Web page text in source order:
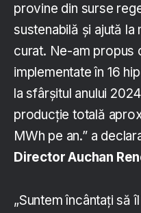
provine din surse
sustenabilă și ajută la
curat. Ne-am propus
implementate în 16
la sfârșitul anului
producție totală
MWh pe an.” a
Director Auchan
„Suntem încântați să